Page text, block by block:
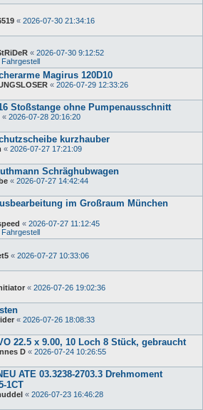
« 2026-07-30 21:34:16
« 2026-07-30 9:12:52
Magirus 120D10
« 2026-07-29 12:33:26
Stoßstange ohne Pumpenausschnitt
« 2026-07-28 20:16:20
kurzhauber
« 2026-07-27 17:21:09
Schräghubwagen
« 2026-07-27 14:42:44
im Großraum München
« 2026-07-27 11:12:45
« 2026-07-27 10:33:06
« 2026-07-26 19:02:36
« 2026-07-26 18:08:33
22.5 x 9.00, 10 Loch 8 Stück, gebraucht
D « 2026-07-24 10:26:55
ATE 03.3238-2703.3 Drehmoment
1CT
« 2026-07-23 16:46:28